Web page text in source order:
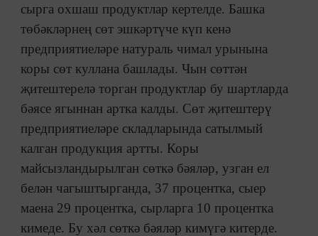
сырга охшаш продуктлар кертелде. Башка
төбәкләрнең сөт эшкәртүче күп кенә
предприятиеләре натураль чимал урынына
коры сөт куллана башлады. Чын сөттән
җитештерелә торган продуктлар бу шартларда
бәясе ягыннан артка калды. Сөт җитештерү
предприятиеләре складларында сатылмый
калган продукция артты. Коры
майсызландырылган сөткә бәяләр, узган ел
белән чагыштырганда, 37 процентка, сыер
маена 29 процентка, сырларга 10 процентка
кимеде. Бу хәл сөткә бәяләр кимүгә китерде.